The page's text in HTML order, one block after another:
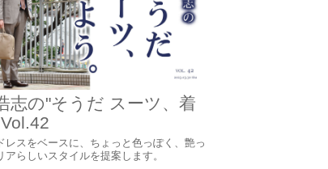
志の"そうだ スーツ、着
レスをベースに、ちょっと色っぽく、艶っ
アらしいスタイルを提案します。